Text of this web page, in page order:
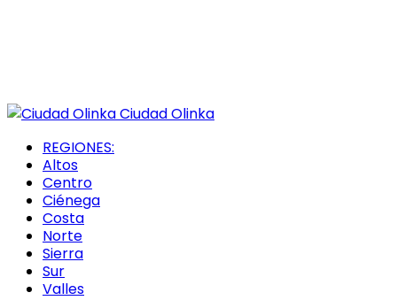
Ciudad Olinka
REGIONES:
Altos
Centro
Ciénega
Costa
Norte
Sierra
Sur
Valles